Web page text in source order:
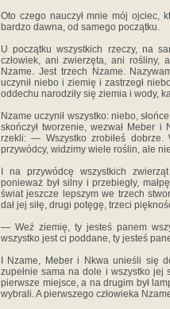
Oto czego nauczył mnie mój ojciec,
bardzo dawna, od samego początku.
U początku wszystkich rzeczy, na
człowiek, ani zwierzęta, ani rośliny,
Nzame. Jest trzech Nzame.
uczynił niebo i ziemię i zastrzegł
oddechu narodziły się ziemia i wody,
Nzame uczynił wszystko: niebo,
skończył tworzenie, wezwał Meber
rzekli: — Wszystko zrobiłeś
przywódcy, widzimy wiele roślin, ale
I na przywódcę wszystkich
ponieważ był silny i przebiegły,
świat jeszcze lepszym we trzech
dał jej siłę, drugi potęgę, trzeci
— Weź ziemię, ty jesteś panem
wszystko jest ci poddane, ty jesteś
I Nzame, Meber i Nkwa unieśli się
zupełnie sama na dole i wszystko jej
pierwsze miejsce, a na drugim był
wybrali. A pierwszego człowieka